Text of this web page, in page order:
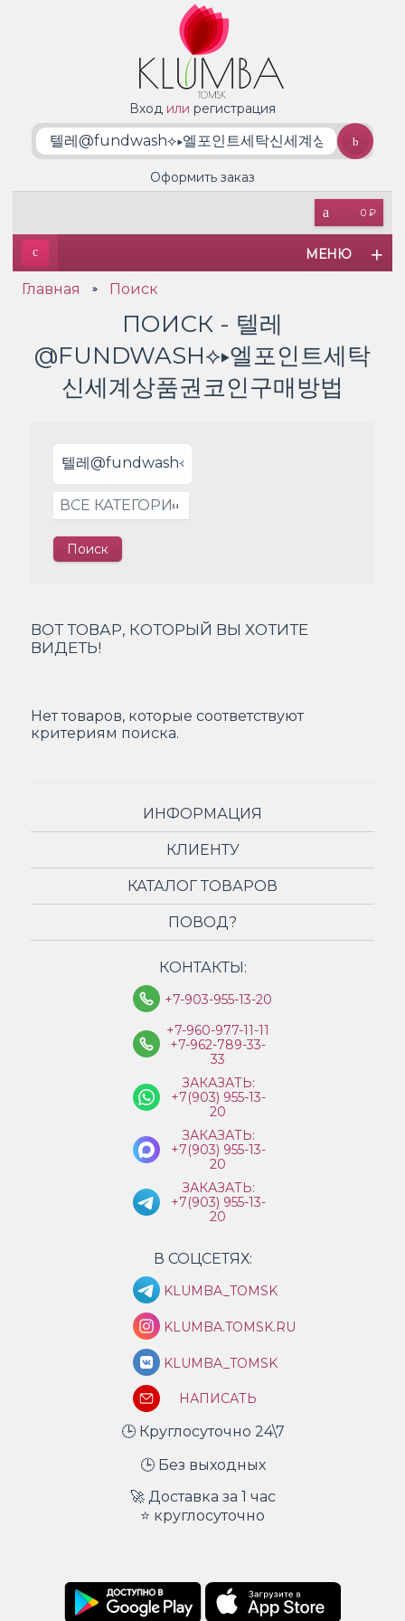
Вход или регистрация
0 ₽
Оформить заказ
МЕНЮ
Главная » Поиск
ПОИСК - 텔레
@FUNDWASH⟡▸엘포인트세탁
신세계상품권코인구매방법
ВОТ ТОВАР, КОТОРЫЙ ВЫ ХОТИТЕ
ВИДЕТЬ!
Нет товаров, которые соответствуют
критериям поиска.
ИНФОРМАЦИЯ
КЛИЕНТУ
КАТАЛОГ ТОВАРОВ
ПОВОД?
КОНТАКТЫ:
+7-903-955-13-20
+7-960-977-11-11
+7-962-789-33-
33
ЗАКАЗАТЬ:
+7(903) 955-13-
20
ЗАКАЗАТЬ:
+7(903) 955-13-
20
ЗАКАЗАТЬ:
+7(903) 955-13-
20
В СОЦСЕТЯХ:
KLUMBA_TOMSK
KLUMBA.TOMSK.RU
KLUMBA_TOMSK
НАПИСАТЬ
🕒 Круглосуточно 24\7
🕒 Без выходных
🚀 Доставка за 1 час
⭐ круглосуточно